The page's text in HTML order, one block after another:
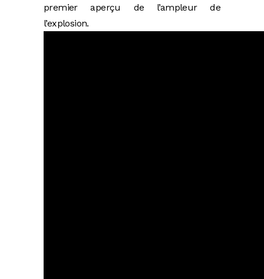
premier aperçu de l’ampleur de
l’explosion.